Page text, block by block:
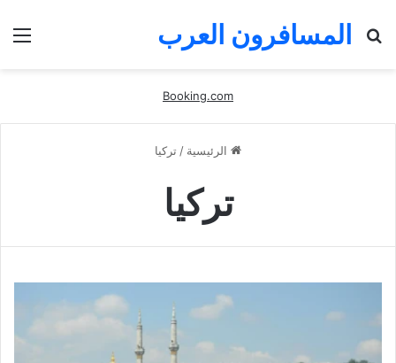
المسافرون العرب
Booking.com
الرئيسية / تركيا
تركيا